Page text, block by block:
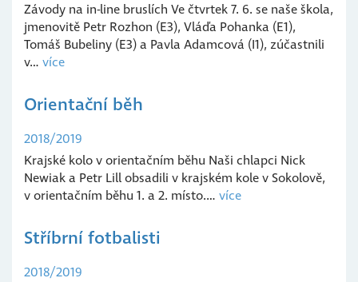
Závody na in-line bruslích Ve čtvrtek 7. 6. se naše škola,
jmenovitě Petr Rozhon (E3), Vláďa Pohanka (E1),
Tomáš Bubeliny (E3) a Pavla Adamcová (I1), zúčastnili
v… více
Orientační běh
2018/2019
Krajské kolo v orientačním běhu Naši chlapci Nick
Newiak a Petr Lill obsadili v krajském kole v Sokolově,
v orientačním běhu 1. a 2. místo.… více
Stříbrní fotbalisti
2018/2019